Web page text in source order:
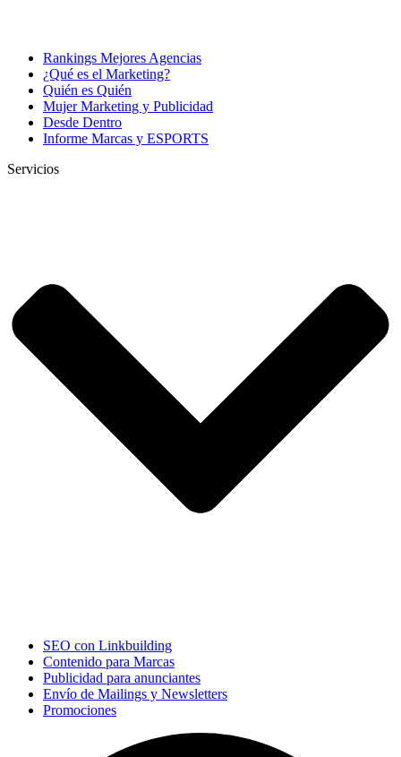
Rankings Mejores Agencias
¿Qué es el Marketing?
Quién es Quién
Mujer Marketing y Publicidad
Desde Dentro
Informe Marcas y ESPORTS
Servicios
SEO con Linkbuilding
Contenido para Marcas
Publicidad para anunciantes
Envío de Mailings y Newsletters
Promociones